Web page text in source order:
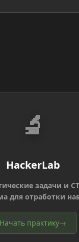
🔬
HackerLab
задачи и
для отработки
Начать практику→